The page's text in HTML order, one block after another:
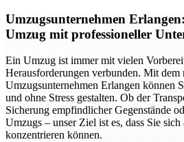
Umzugsunternehmen
Umzug mit professioneller
Ein Umzug ist immer mit vielen
Herausforderungen verbunden. Mit dem
Umzugsunternehmen Erlangen können
und ohne Stress gestalten. Ob der
Sicherung empfindlicher Gegenstände
Umzugs – unser Ziel ist es, dass Sie
konzentrieren können.